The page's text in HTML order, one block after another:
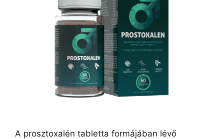
A prosztoxalén tabletta formájában lévő